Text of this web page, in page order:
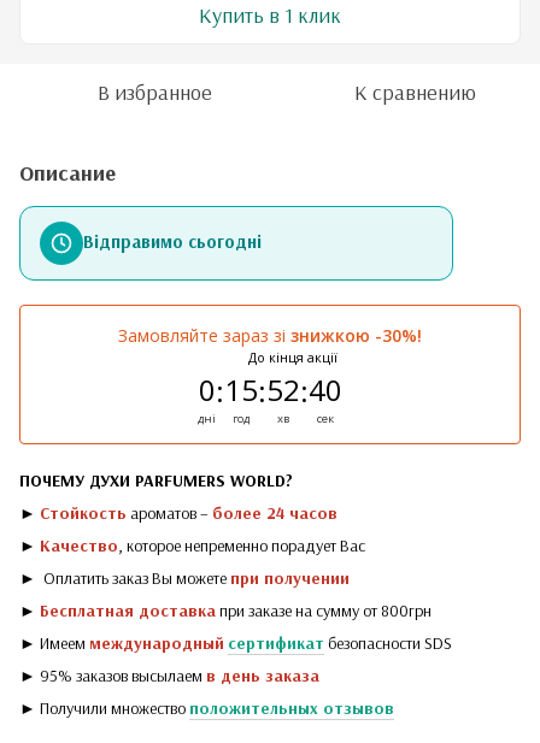
Купить в 1 клик
В избранное К сравнению
Описание
Відправимо сьогодні
Замовляйте зараз зі знижкою -30%!
До кінця акції
0
дні
:15
год
:52
хв
:40
сек
ПОЧЕМУ ДУХИ PARFUMERS WORLD?
► Стойкость ароматов – более 24 часов
► Качество , которое непременно порадует Вас
► Оплатить заказ Вы можете при получении
► Бесплатная доставка при заказе на сумму от 800грн
► Имеем международный сертификат безопасности SDS
► 95% заказов высылаем в день заказа
► Получили множество положительных отзывов